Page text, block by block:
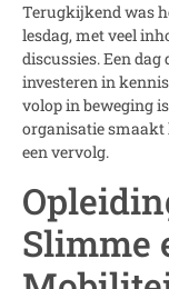
Terugkijkend was
lesdag, met veel
discussies. Een
investeren in
volop in beweging
organisatie smaakt
een vervolg.
Slimme